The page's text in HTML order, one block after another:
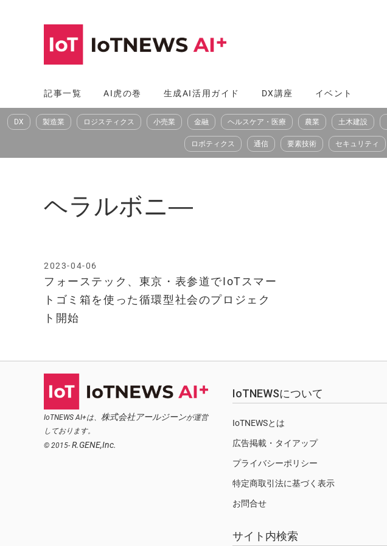
へ
ス
記事一覧 AI虎の巻 生成AI活用ガイド DX講座 イベント
DX 製造業 ロジスティクス 小売業 金融 ヘルスケア・医療 農業 土木建設
ロボティクス 通信 要素技術 セキュリティ
ヘラルボニ―
フォーステック、東京・表参道でIoTスマー
トゴミ箱を使った循環型社会のプロジェク
ト開始
2023-04-06
IoTNEWS AI+は、 株式会社アールジーンが運営
しております。
© 2015- R.GENE,Inc.
IoTNEWSについて
IoTNEWSとは
広告掲載・タイアップ
プライバシーポリシー
特定商取引法に基づく表示
お問合せ
サイト内検索